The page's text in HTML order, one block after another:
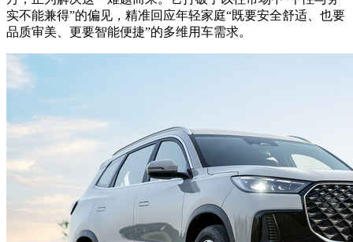
实不能兼得”的偏见，精准回应年轻家庭“既要安全舒适、也要
品质审美、更要智能便捷”的多维用车需求。